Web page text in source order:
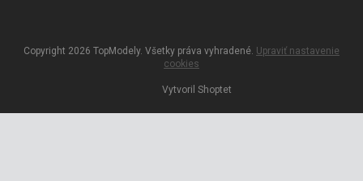
Vytvoril Shoptet
Copyright 2026 TopModely. Všetky práva vyhradené. Upraviť nastavenie
cookies